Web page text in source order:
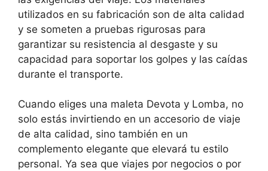
utilizados en su fabricación son de alta calidad
y se someten a pruebas rigurosas para
garantizar su resistencia al desgaste y su
capacidad para soportar los golpes y las caídas
durante el transporte.
Cuando eliges una maleta Devota y Lomba, no
solo estás invirtiendo en un accesorio de viaje
de alta calidad, sino también en un
complemento elegante que elevará tu estilo
personal. Ya sea que viajes por negocios o por